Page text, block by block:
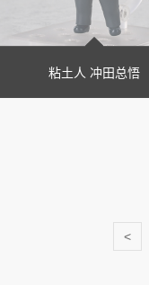
粘土人 冲田总悟
<